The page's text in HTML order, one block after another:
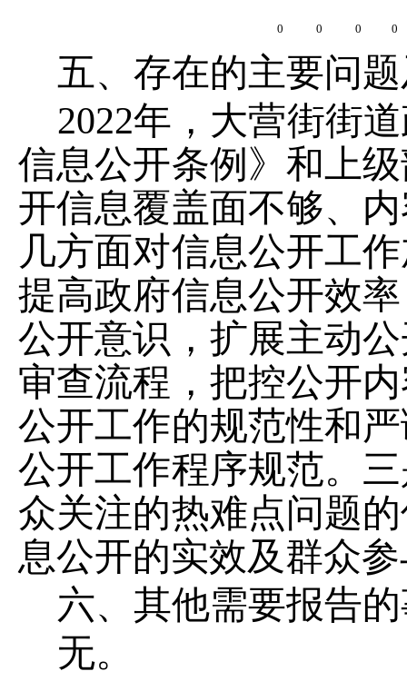
0 0 0 0
五、存在的主要问
2022年，大营街街
信息公开条例》和上
开信息覆盖面不够、
几方面对信息公开工
提高政府信息公开效
公开意识，扩展主动
审查流程，把控公开
公开工作的规范性和
公开工作程序规范。
众关注的热难点问题
息公开的实效及群众
六、其他需要报告
无。